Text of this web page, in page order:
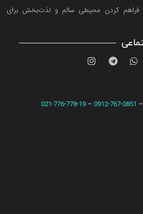
فراهم کردن محیطی سالم و لذت‌بخش برای
–
0912-767-0851
–
021-776-778-19